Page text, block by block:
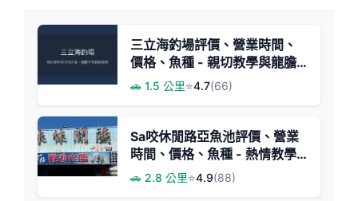
三立海釣場評價、營業時間、
價格、魚種 - 親切教學與龍膽
爆發力
🚗 1.5 公里⭐4.7(66)
Sa咬休閒路亞魚池評價、營業
時間、價格、魚種 - 熱情教學
與大型石斑體驗
🚗 2.8 公里⭐4.9(88)